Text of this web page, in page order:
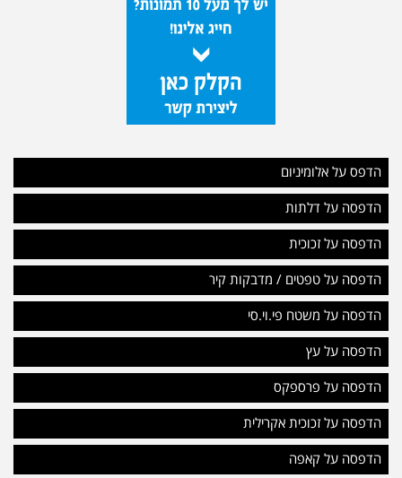
הדפס על אלומיניום
הדפסה על דלתות
הדפסה על זכוכית
הדפסה על טפטים / מדבקות קיר
הדפסה על משטח פי.וי.סי
הדפסה על עץ
הדפסה על פרספקס
הדפסה על זכוכית אקרילית
הדפסה על קאפה